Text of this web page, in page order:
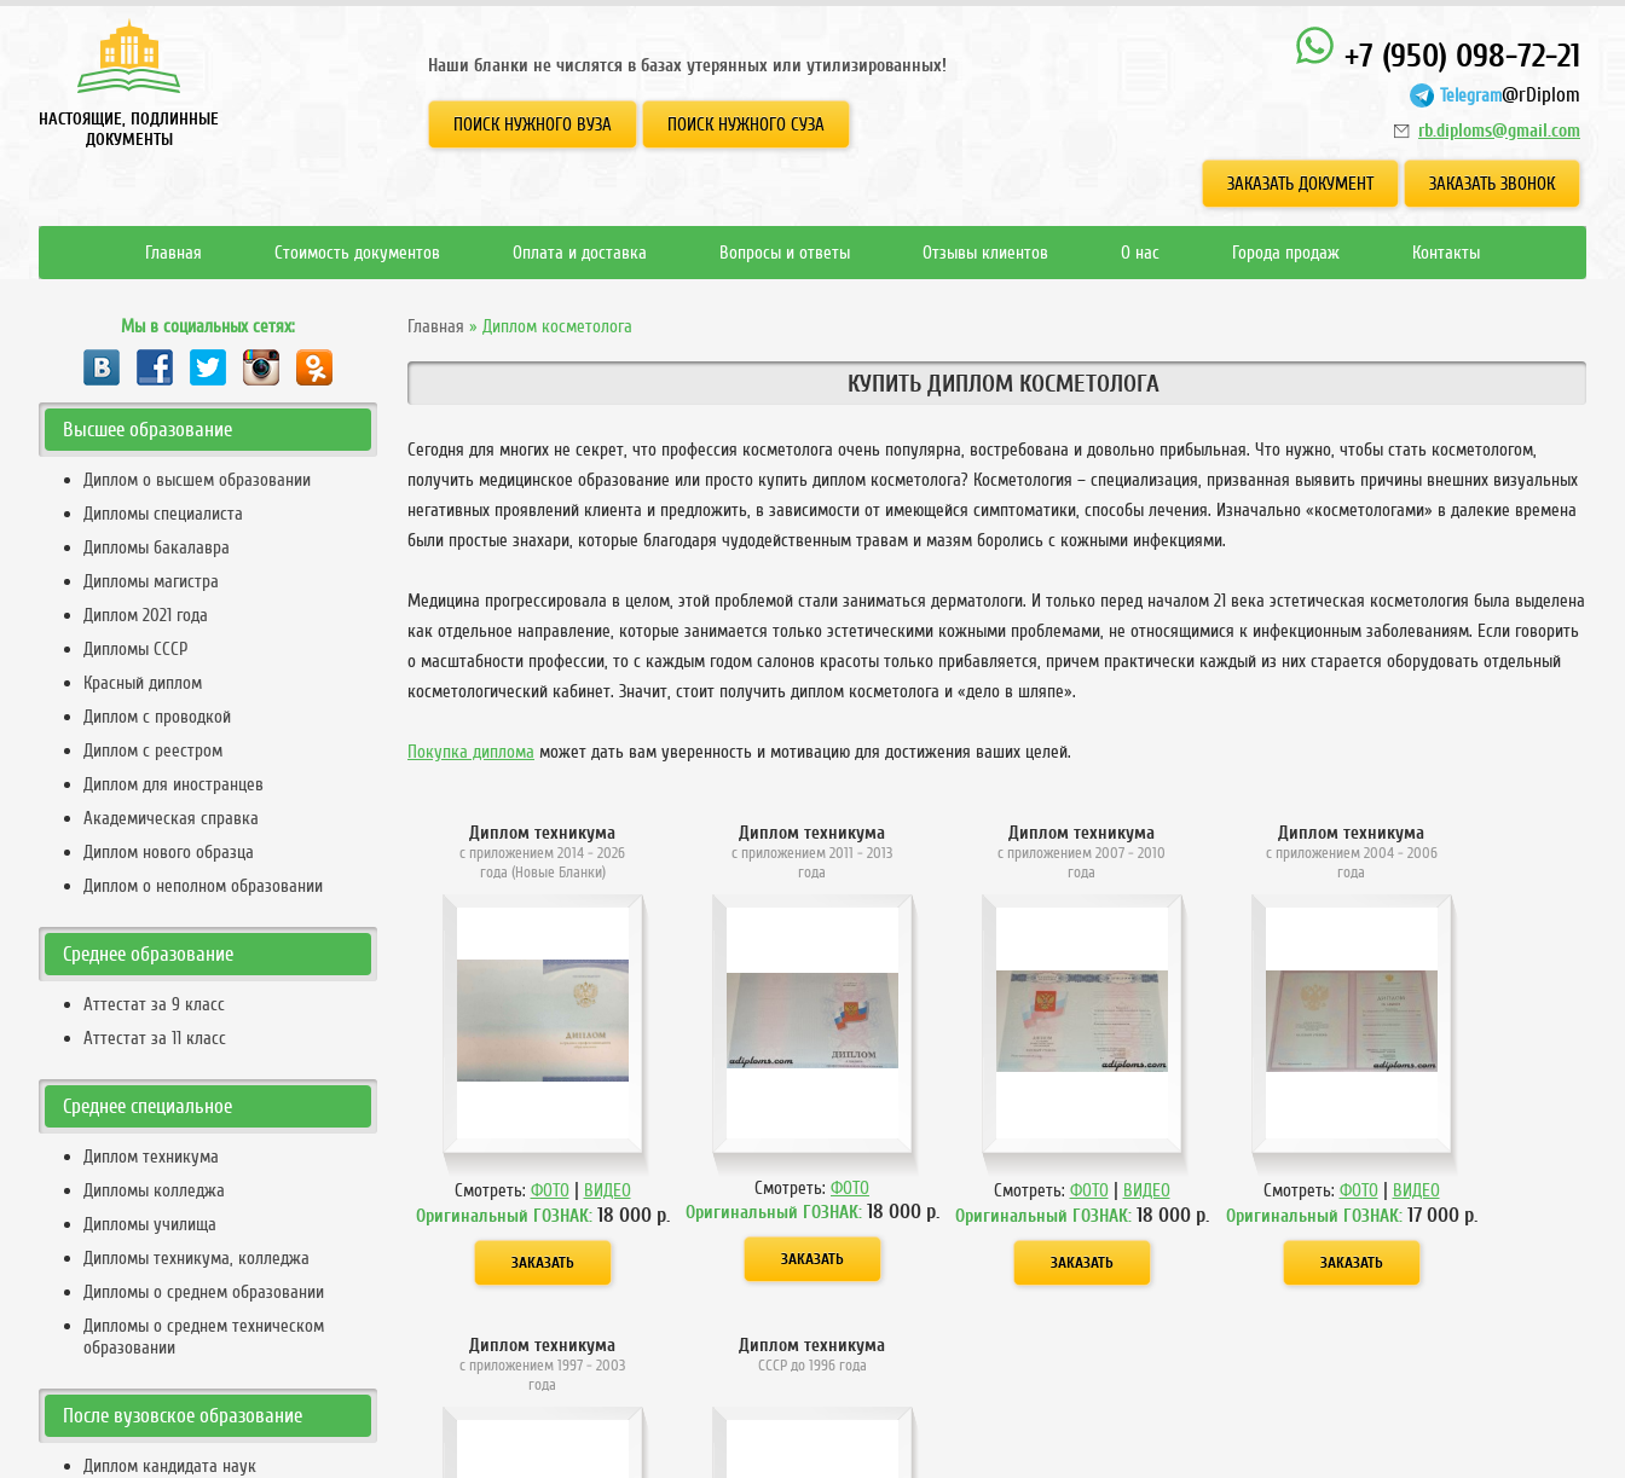
НАСТОЯЩИЕ, ПОДЛИННЫЕ
ДОКУМЕНТЫ
Наши бланки не числятся в базах утерянных или утилизированных!
ПОИСК НУЖНОГО ВУЗА ПОИСК НУЖНОГО СУЗА
+7 (950) 098-72-21
Telegram@rDiplom
rb.diploms@gmail.com
ЗАКАЗАТЬ ДОКУМЕНТ ЗАКАЗАТЬ ЗВОНОК
Главная Стоимость документов Оплата и доставка Вопросы и ответы Отзывы клиентов О нас Города продаж Контакты
Главная » Диплом косметолога
КУПИТЬ ДИПЛОМ КОСМЕТОЛОГА
Сегодня для многих не секрет, что профессия косметолога очень популярна, востребована и довольно прибыльная. Что нужно, чтобы стать косметологом,
получить медицинское образование или просто купить диплом косметолога? Косметология – специализация, призванная выявить причины внешних визуальных
негативных проявлений клиента и предложить, в зависимости от имеющейся симптоматики, способы лечения. Изначально «косметологами» в далекие времена
были простые знахари, которые благодаря чудодейственным травам и мазям боролись с кожными инфекциями.
Медицина прогрессировала в целом, этой проблемой стали заниматься дерматологи. И только перед началом 21 века эстетическая косметология была выделена
как отдельное направление, которые занимается только эстетическими кожными проблемами, не относящимися к инфекционным заболеваниям. Если говорить
о масштабности профессии, то с каждым годом салонов красоты только прибавляется, причем практически каждый из них старается оборудовать отдельный
косметологический кабинет. Значит, стоит получить диплом косметолога и «дело в шляпе».
Покупка диплома может дать вам уверенность и мотивацию для достижения ваших целей.
Диплом техникума
с приложением 2014 - 2026
года (Новые Бланки)
Смотреть: ФОТО | ВИДЕО
Оригинальный ГОЗНАК: 18 000р.
Диплом техникума
с приложением 2011 - 2013
года
Смотреть: ФОТО
Оригинальный ГОЗНАК: 18 000р.
Диплом техникума
с приложением 2007 - 2010
года
Смотреть: ФОТО | ВИДЕО
Оригинальный ГОЗНАК: 18 000р.
Диплом техникума
с приложением 2004 - 2006
года
Смотреть: ФОТО | ВИДЕО
Оригинальный ГОЗНАК: 17 000р.
Диплом техникума
с приложением 1997 - 2003
года
Диплом техникума
СССР до 1996 года
Мы в социальных сетях:
Высшее образование
Диплом о высшем образовании
Дипломы специалиста
Дипломы бакалавра
Дипломы магистра
Диплом 2021 года
Дипломы СССР
Красный диплом
Диплом с проводкой
Диплом с реестром
Диплом для иностранцев
Академическая справка
Диплом нового образца
Диплом о неполном образовании
Среднее образование
Аттестат за 9 класс
Аттестат за 11 класс
Среднее специальное
Диплом техникума
Дипломы колледжа
Дипломы училища
Дипломы техникума, колледжа
Дипломы о среднем образовании
Дипломы о среднем техническом
образовании
После вузовское образование
Диплом кандидата наук